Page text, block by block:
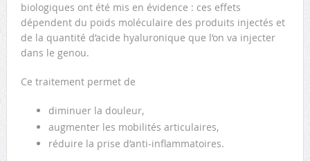
biologiques ont été mis en évidence : ces effets
dépendent du poids moléculaire des produits injectés et
de la quantité d’acide hyaluronique que l’on va injecter
dans le genou.
Ce traitement permet de
diminuer la douleur,
augmenter les mobilités articulaires,
réduire la prise d’anti-inflammatoires.